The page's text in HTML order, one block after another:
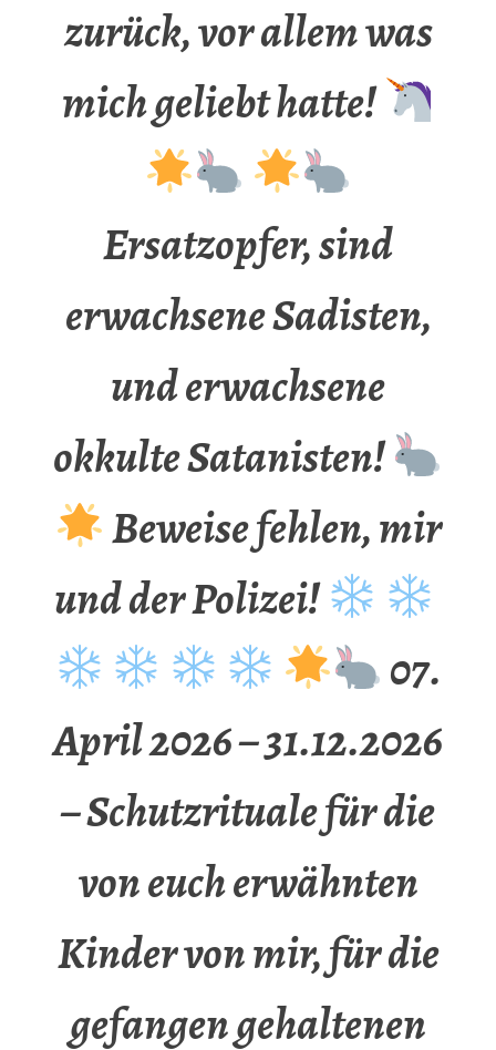
zurück, vor allem was
mich geliebt hatte!
Ersatzopfer, sind
erwachsene Sadisten,
und erwachsene
okkulte Satanisten!
Beweise fehlen, mir
und der Polizei!
07.
April 2026 – 31.12.2026
– Schutzrituale für die
von euch erwähnten
Kinder von mir, für die
gefangen gehaltenen